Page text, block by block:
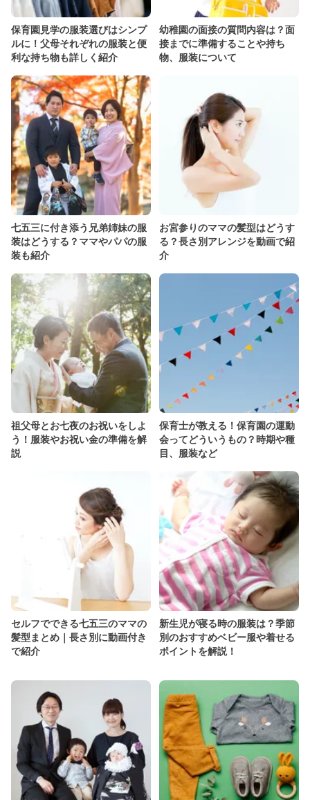
保育園見学の服装選びはシンプ
ルに！父母それぞれの服装と便
利な持ち物も詳しく紹介
幼稚園の面接の質問内容は？面
接までに準備することや持ち
物、服装について
七五三に付き添う兄弟姉妹の服
装はどうする？ママやパパの服
装も紹介
お宮参りのママの髪型はどうす
る？長さ別アレンジを動画で紹
介
祖父母とお七夜のお祝いをしよ
う！服装やお祝い金の準備を解
説
保育士が教える！保育園の運動
会ってどういうもの？時期や種
目、服装など
セルフでできる七五三のママの
髪型まとめ｜長さ別に動画付き
で紹介
新生児が寝る時の服装は？季節
別のおすすめベビー服や着せる
ポイントを解説！